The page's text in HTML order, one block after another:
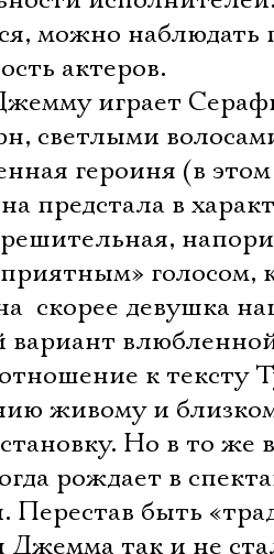
можно наблюдать
актеров.
играет
светлыми
героиня (в
предстала в
голосом,
 скорее девушка
вариант
к тексту
живому и
Но в то же
рождает в
Перестав быть
Джемма так и не